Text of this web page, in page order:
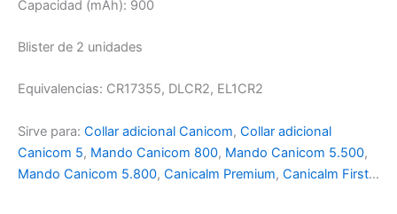
Capacidad (mAh): 900
Blister de 2 unidades
Equivalencias: CR17355, DLCR2, EL1CR2
Sirve para: Collar adicional Canicom, Collar adicional
Canicom 5, Mando Canicom 800, Mando Canicom 5.500,
Mando Canicom 5.800, Canicalm Premium, Canicalm First…